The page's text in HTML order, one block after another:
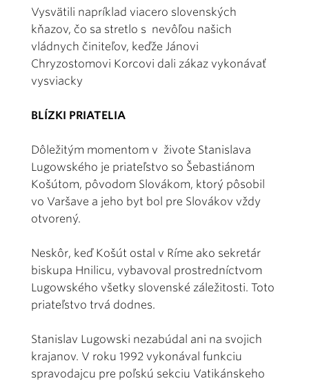
Vysvätili napríklad viacero slovenských
kňazov, čo sa stretlo s nevôľou našich
vládnych činiteľov, keďže Jánovi
Chryzostomovi Korcovi dali zákaz vykonávať
vysviacky
BLÍZKI PRIATELIA
Dôležitým momentom v živote Stanislava
Lugowského je priateľstvo so Šebastiánom
Košútom, pôvodom Slovákom, ktorý pôsobil
vo Varšave a jeho byt bol pre Slovákov vždy
otvorený.
Neskôr, keď Košút ostal v Ríme ako sekretár
biskupa Hnilicu, vybavoval prostredníctvom
Lugowského všetky slovenské záležitosti. Toto
priateľstvo trvá dodnes.
Stanislav Lugowski nezabúdal ani na svojich
krajanov. V roku 1992 vykonával funkciu
spravodajcu pre poľskú sekciu Vatikánskeho